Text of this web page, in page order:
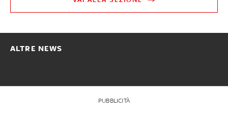
ALTRE NEWS
PUBBLICITÀ